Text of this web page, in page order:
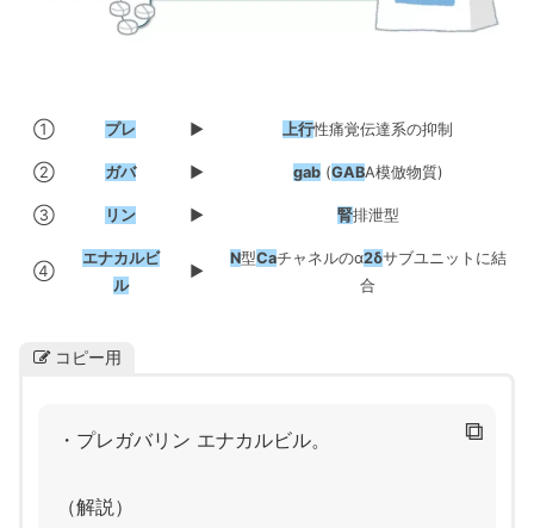
① プレ ▶ 上行性痛覚伝達系の抑制
② ガバ ▶ gab(GABA模倣物質)
③ リン ▶ 腎排泄型
④
エナカルビ
ル
▶
N型Caチャネルのα2δサブユニットに結
合
コピー用
⧉
・プレガバリン エナカルビル。
（解説）